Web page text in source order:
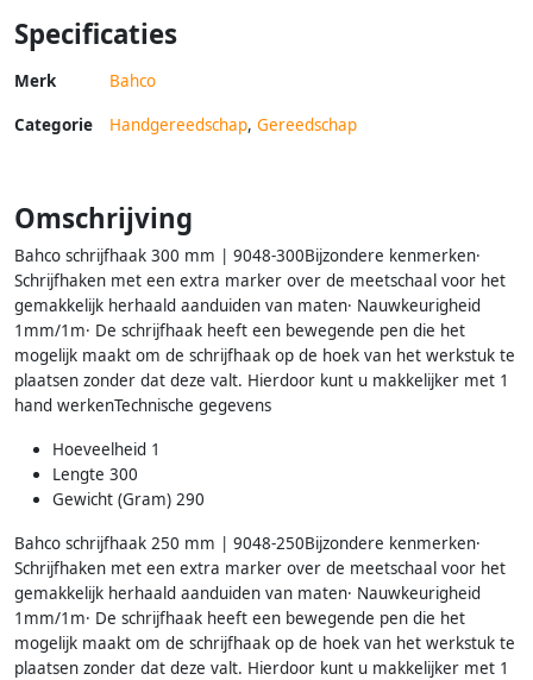
Specificaties
Merk Bahco
Categorie Handgereedschap, Gereedschap
Omschrijving
Bahco schrijfhaak 300 mm | 9048-300Bijzondere kenmerken·
Schrijfhaken met een extra marker over de meetschaal voor het
gemakkelijk herhaald aanduiden van maten· Nauwkeurigheid
1mm/1m· De schrijfhaak heeft een bewegende pen die het
mogelijk maakt om de schrijfhaak op de hoek van het werkstuk te
plaatsen zonder dat deze valt. Hierdoor kunt u makkelijker met 1
hand werkenTechnische gegevens
Hoeveelheid 1
Lengte 300
Gewicht (Gram) 290
Bahco schrijfhaak 250 mm | 9048-250Bijzondere kenmerken·
Schrijfhaken met een extra marker over de meetschaal voor het
gemakkelijk herhaald aanduiden van maten· Nauwkeurigheid
1mm/1m· De schrijfhaak heeft een bewegende pen die het
mogelijk maakt om de schrijfhaak op de hoek van het werkstuk te
plaatsen zonder dat deze valt. Hierdoor kunt u makkelijker met 1